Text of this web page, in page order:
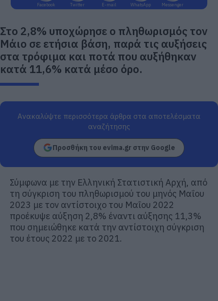
Facebook Twitter E-mail WhatsApp Messenger
Στο 2,8% υποχώρησε ο πληθωρισμός τον
Μάιο σε ετήσια βάση, παρά τις αυξήσεις
στα τρόφιμα και ποτά που αυξήθηκαν
κατά 11,6% κατά μέσο όρο.
Ανακαλύψτε περισσότερα άρθρα στα αποτελέσματα
αναζήτησης
Προσθήκη του evima.gr στην Google
Σύμφωνα με την Ελληνική Στατιστική Αρχή, από
τη σύγκριση του πληθωρισμού του μηνός Μαΐου
2023 με τον αντίστοιχο του Μαΐου 2022
προέκυψε αύξηση 2,8% έναντι αύξησης 11,3%
που σημειώθηκε κατά την αντίστοιχη σύγκριση
του έτους 2022 με το 2021.